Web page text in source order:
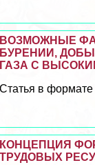
ВОЗМОЖНЫЕ
БУРЕНИИ,
ГАЗА С
Статья в формате
КОНЦЕПЦИЯ
ТРУДОВЫХ